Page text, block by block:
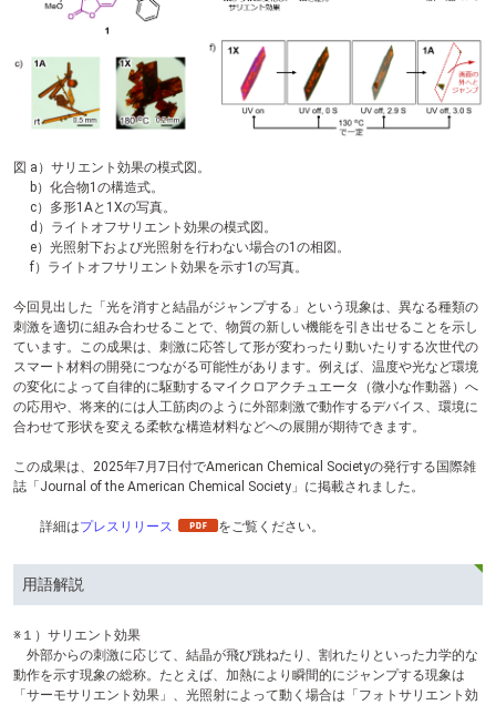
図 a）サリエント効果の模式図。
b）化合物1の構造式。
c）多形1Aと1Xの写真。
d）ライトオフサリエント効果の模式図。
e）光照射下および光照射を行わない場合の1の相図。
f）ライトオフサリエント効果を示す1の写真。
今回見出した「光を消すと結晶がジャンプする」という現象は、異なる種類の
刺激を適切に組み合わせることで、物質の新しい機能を引き出せることを示し
ています。この成果は、刺激に応答して形が変わったり動いたりする次世代の
スマート材料の開発につながる可能性があります。例えば、温度や光など環境
の変化によって自律的に駆動するマイクロアクチュエータ（微小な作動器）へ
の応用や、将来的には人工筋肉のように外部刺激で動作するデバイス、環境に
合わせて形状を変える柔軟な構造材料などへの展開が期待できます。
この成果は、2025年7月7日付でAmerican Chemical Societyの発行する国際雑
誌「Journal of the American Chemical Society」に掲載されました。
詳細はプレスリリース をご覧ください。
用語解説
※１）サリエント効果
外部からの刺激に応じて、結晶が飛び跳ねたり、割れたりといった力学的な
動作を示す現象の総称。たとえば、加熱により瞬間的にジャンプする現象は
「サーモサリエント効果」、光照射によって動く場合は「フォトサリエント効